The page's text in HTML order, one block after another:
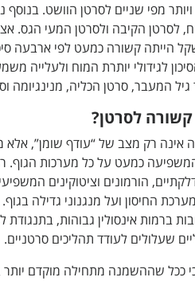
מפי שניים לסרטן הוושט. בנוסף
לסרטן הקיבה ולסרטן המעי הגס.
הייתה קשורה כמעט לפי ארבעה
לגידולי יותרת המוח ולעלייה
המעבר, סרטן הכליה, מנינגיומה
לסרטן?
אינה רק מצב של “עודף שומן”,
כמעט על כל מערכות הגוף.
הורמונים וציטוקינים
החיסון ועל מנגנוני גדילה
ברמות אינסולין גבוהות, בתנגודת
שעלולים לעודד תהליכים סרטניים.
ככל שההשמנה מתחילה מוקדם יותר